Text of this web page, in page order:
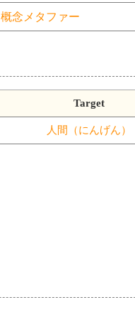
概念メタファー
Target
人間（にんげん）